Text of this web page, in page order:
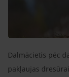
Dalmācietis pēc
pakļaujas